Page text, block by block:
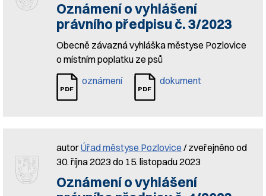
Oznámení o vyhlášení
právního předpisu č. 3/2023
Obecně závazná vyhláška městyse Pozlovice
o místním poplatku ze psů
oznámení
dokument
autorÚřad městyse Pozlovice / zveřejněno od
30. října 2023 do 15. listopadu 2023
Oznámení o vyhlášení